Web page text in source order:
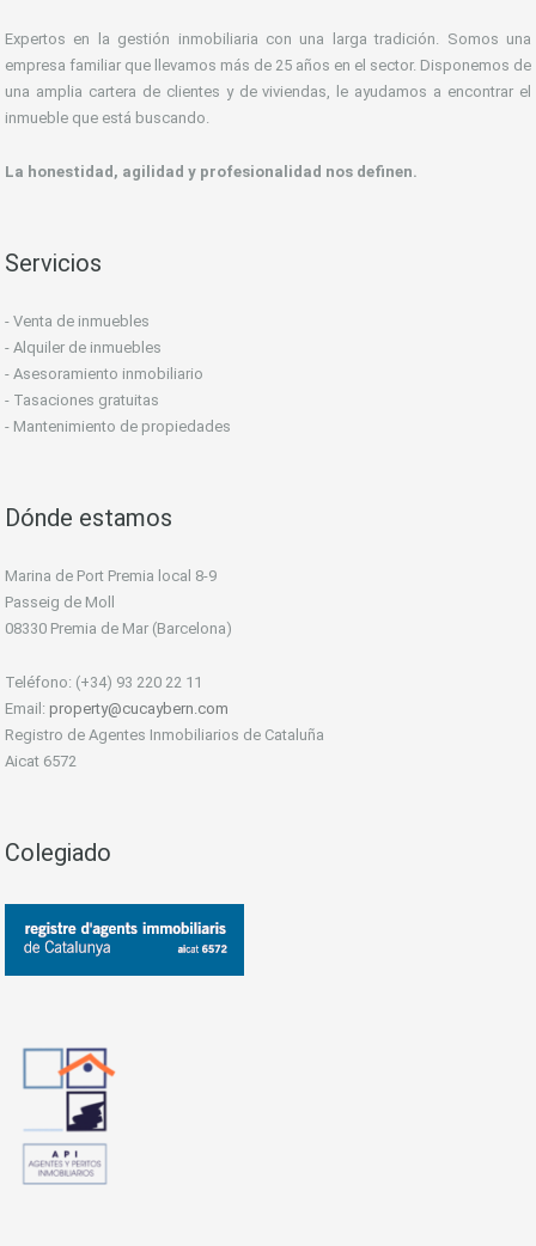
Expertos en la gestión inmobiliaria con una larga tradición. Somos una
empresa familiar que llevamos más de 25 años en el sector. Disponemos de
una amplia cartera de clientes y de viviendas, le ayudamos a encontrar el
inmueble que está buscando.
La honestidad, agilidad y profesionalidad nos definen.
Servicios
- Venta de inmuebles
- Alquiler de inmuebles
- Asesoramiento inmobiliario
- Tasaciones gratuitas
- Mantenimiento de propiedades
Dónde estamos
Marina de Port Premia local 8-9
Passeig de Moll
08330 Premia de Mar (Barcelona)
Teléfono: (+34) 93 220 22 11
Email: property@cucaybern.com
Registro de Agentes Inmobiliarios de Cataluña
Aicat 6572
Colegiado